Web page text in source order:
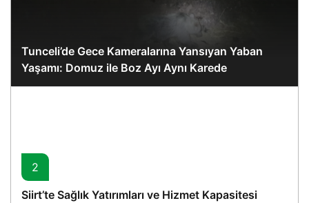
Tunceli’de Gece Kameralarına Yansıyan Yaban
Yaşamı: Domuz ile Boz Ayı Aynı Karede
2
Siirt’te Sağlık Yatırımları ve Hizmet Kapasitesi